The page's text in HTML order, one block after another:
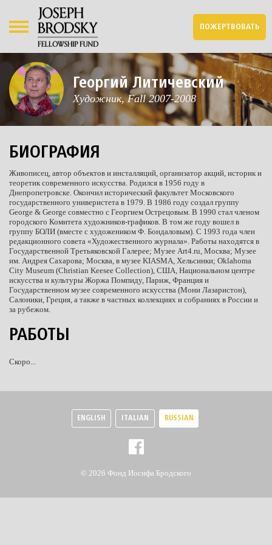
ПОЖЕРТВОВАТЬ
Георгий Литичевский
Художник, Fall 2007-2008
БИОГРАФИЯ
Живописец, автор объектов и инсталляций, организатор акций, историк и
теоретик современного искусства. Родился в 1956 году в
Днепропетровске. Окончил исторический факультет Московского
государственного универистета в 1979. В 1986 году создал группу
George & George совместно с Георгием Острецовым. В 1990 стал членом
городского Комитета художников-графиков. В том же году вошел в
группу БОЛИ (вместе с художеником Ф. Бондаловым). С 1993 года член
редакционного совета «Художественного журнала». Работы находятся в
Государственной Третьяковской Галерее; Музее Art4.ru, Москва; Музее
им. Андрея Сахарова; Москва, в музее KIASMA, Хельсинки; Oklahoma
City Museum (Christian Keesee Collection), США, Национальном центре
искусства и культуры Жоржа Помпиду, Париж, Франция и
Государственном музее современного искусства (Мони Лазаристон),
Салоники, Греция, а также в частных коллекциях и собраниях в России и
за рубежом.
РАБОТЫ
Скоро...
ENGLISH ITALIAN RUSSIAN
© 2026 Фонд Иосифа Бродского